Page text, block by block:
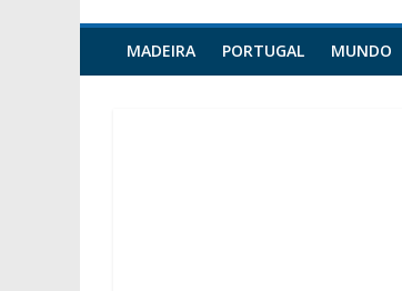
MADEIRA PORTUGAL MUNDO